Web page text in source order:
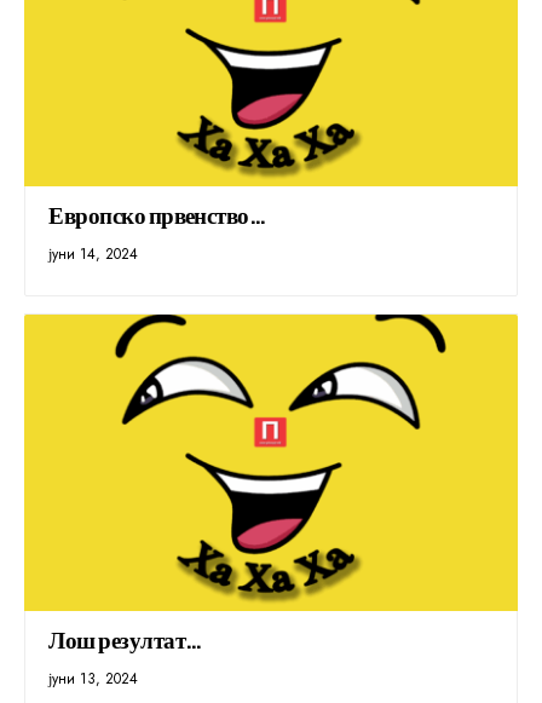
Европско првенство…
јуни 14, 2024
Лош резултат…
јуни 13, 2024